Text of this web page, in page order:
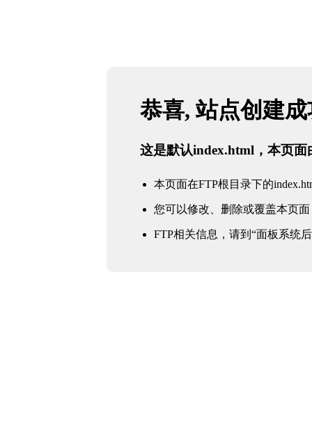
恭喜, 站点创建
这是默认index.html，本页面
本页面在FTP根目录下的
您可以修改、删除或覆盖本页面
FTP相关信息，请到“面板系统